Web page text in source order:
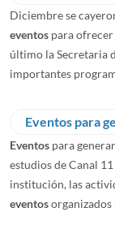
Diciembre se
eventos para
último la Secretaria
importantes
Eventos para
Eventos para
estudios de Canal
institución, las
eventosorganizados